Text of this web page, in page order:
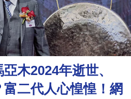
木2024年逝世、
二代人心惶惶！網